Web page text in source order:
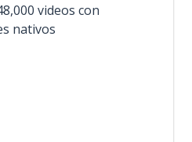
videos con
nativos